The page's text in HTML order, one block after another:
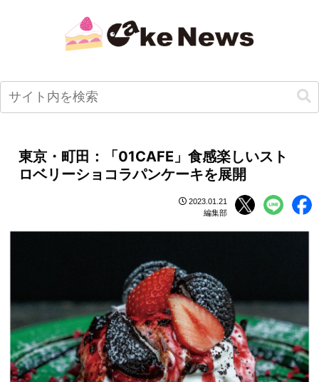
東京・町田：「01CAFE」食感楽しいスト
ロベリーショコラパンケーキを展開
2023.01.21
編集部